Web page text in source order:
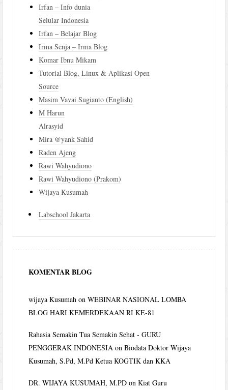
Irfan – Info dunia
Selular Indonesia
Irfan – Belajar Blog
Irma Senja – Irma Blog
Komar Ibnu Mikam
Tutorial Blog, Linux & Aplikasi Open
Source
Masim Vavai Sugianto (English)
M Harun
Alrasyid
Mira @yank Sahid
Raden Ajeng
Rawi Wahyudiono
Rawi Wahyudiono (Prakom)
Wijaya Kusumah
Labschool Jakarta
KOMENTAR BLOG
wijaya Kusumah onWEBINAR NASIONAL LOMBA
BLOG HARI KEMERDEKAAN RI KE-81
Rahasia Semakin Tua Semakin Sehat - GURU
PENGGERAK INDONESIA onBiodata Doktor Wijaya
Kusumah, S.Pd, M.Pd Ketua KOGTIK dan KKA
DR. WIJAYA KUSUMAH, M.PD onKiat Guru